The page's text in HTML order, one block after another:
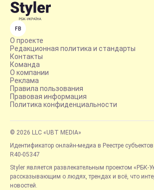
FB
О проекте
Редакционная политика и стандарты
Контакты
Команда
О компании
Реклама
Правила пользования
Правовая информация
Политика конфиденциальности
© 2026 LLC «UBT MEDIA»
Идентификатор онлайн-медиа в Реестре
R40-05347
Styler является развлекательным проектом «РБК-
рассказывающим о людях, трендах и всё, что
новостей.